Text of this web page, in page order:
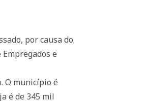
por causa do
e
O município é
é de 345 mil